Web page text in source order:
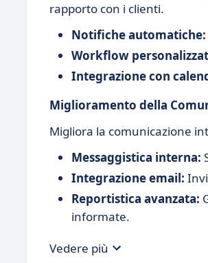
rapporto con i clienti.
Notifiche automatiche:
Workflow
Integrazione con
Miglioramento della
Migliora la comunicazione
Messaggistica interna:
Integrazione email:
Reportistica avanzata:
informate.
Vedere più